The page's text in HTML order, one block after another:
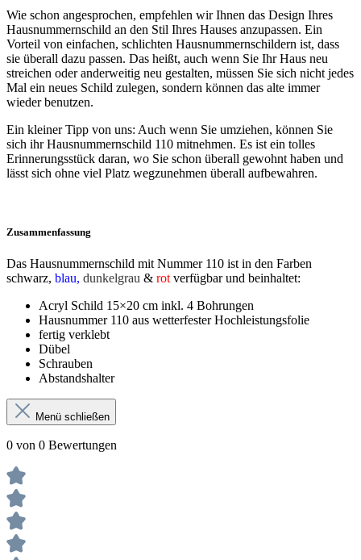
Wie schon angesprochen, empfehlen wir Ihnen das Design Ihres
Hausnummernschild an den Stil Ihres Hauses anzupassen. Ein
Vorteil von einfachen, schlichten Hausnummernschildern ist, dass
sie überall dazu passen. Das heißt, auch wenn Sie Ihr Haus neu
streichen oder anderweitig neu gestalten, müssen Sie sich nicht jedes
Mal ein neues Schild zulegen, sondern können das alte immer
wieder benutzen.
Ein kleiner Tipp von uns: Auch wenn Sie umziehen, können Sie
sich ihr Hausnummernschild 110 mitnehmen. Es ist ein tolles
Erinnerungsstück daran, wo Sie schon überall gewohnt haben und
lässt sich ohne viel Platz wegzunehmen überall aufbewahren.
Zusammenfassung
Das Hausnummernschild mit Nummer 110 ist in den Farben
schwarz, blau, dunkelgrau & rot verfügbar und beinhaltet:
Acryl Schild 15×20 cm inkl. 4 Bohrungen
Hausnummer 110 aus wetterfester Hochleistungsfolie
fertig verklebt
Dübel
Schrauben
Abstandshalter
Menü schließen
0 von 0 Bewertungen